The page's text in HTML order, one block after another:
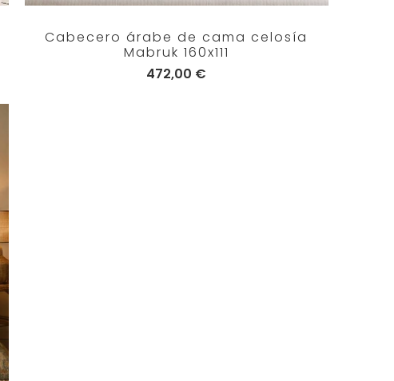
Cabecero árabe de cama celosía
Mabruk 160x111
472,00 €